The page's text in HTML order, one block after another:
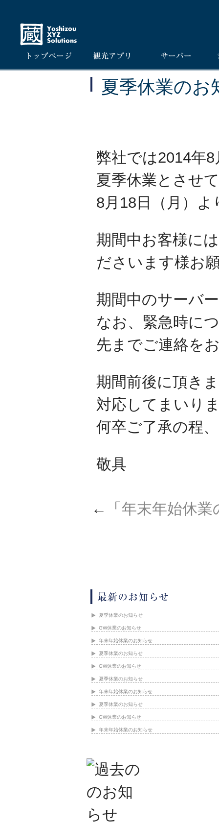
夏季休業のお
弊社では2014年
夏季休業とさせ
8月18日（月）
期間中お客様に
ださいます様お
期間中のサーバ
なお、緊急時に
先までご連絡を
期間前後に頂き
対応してまいり
何卒ご了承の程
敬具
←「 年末年始休業
夏季休業のお知らせ
GW休業のお知らせ
年末年始休業のお知らせ
夏季休業のお知らせ
GW休業のお知らせ
夏季休業のお知らせ
年末年始休業のお知らせ
夏季休業のお知らせ
GW休業のお知らせ
年末年始休業のお知らせ